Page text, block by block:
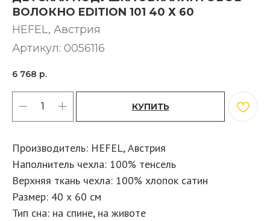
ВОЛОКНО EDITION 101 40 Х 60
HEFEL, Австрия
Артикул: 0056116
6 768 р.
КУПИТЬ
Производитель: HEFEL, Австрия
Наполнитель чехла: 100% тенсель
Верхняя ткань чехла: 100% хлопок сатин
Размер: 40 х 60 см
Тип сна: на спине, на животе